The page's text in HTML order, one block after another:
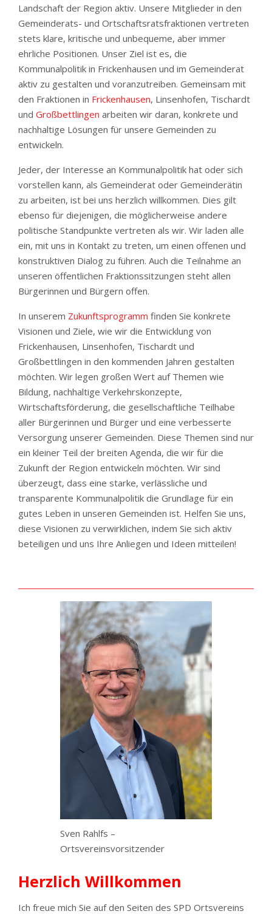
Landschaft der Region aktiv. Unsere Mitglieder in den
Gemeinderats- und Ortschaftsratsfraktionen vertreten
stets klare, kritische und unbequeme, aber immer
ehrliche Positionen. Unser Ziel ist es, die
Kommunalpolitik in Frickenhausen und im Gemeinderat
aktiv zu gestalten und voranzutreiben. Gemeinsam mit
den Fraktionen in Frickenhausen, Linsenhofen, Tischardt
und Großbettlingen arbeiten wir daran, konkrete und
nachhaltige Lösungen für unsere Gemeinden zu
entwickeln.
Jeder, der Interesse an Kommunalpolitik hat oder sich
vorstellen kann, als Gemeinderat oder Gemeinderätin
zu arbeiten, ist bei uns herzlich willkommen. Dies gilt
ebenso für diejenigen, die möglicherweise andere
politische Standpunkte vertreten als wir. Wir laden alle
ein, mit uns in Kontakt zu treten, um einen offenen und
konstruktiven Dialog zu führen. Auch die Teilnahme an
unseren öffentlichen Fraktionssitzungen steht allen
Bürgerinnen und Bürgern offen.
In unserem Zukunftsprogramm finden Sie konkrete
Visionen und Ziele, wie wir die Entwicklung von
Frickenhausen, Linsenhofen, Tischardt und
Großbettlingen in den kommenden Jahren gestalten
möchten. Wir legen großen Wert auf Themen wie
Bildung, nachhaltige Verkehrskonzepte,
Wirtschaftsförderung, die gesellschaftliche Teilhabe
aller Bürgerinnen und Bürger und eine verbesserte
Versorgung unserer Gemeinden. Diese Themen sind nur
ein kleiner Teil der breiten Agenda, die wir für die
Zukunft der Region entwickeln möchten. Wir sind
überzeugt, dass eine starke, verlässliche und
transparente Kommunalpolitik die Grundlage für ein
gutes Leben in unseren Gemeinden ist. Helfen Sie uns,
diese Visionen zu verwirklichen, indem Sie sich aktiv
beteiligen und uns Ihre Anliegen und Ideen mitteilen!
Sven Rahlfs –
Ortsvereinsvorsitzender
Herzlich Willkommen
Ich freue mich Sie auf den Seiten des SPD Ortsvereins